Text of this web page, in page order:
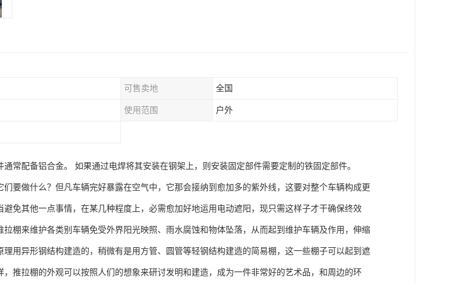
可售卖地 全国
使用范围 户外
常配备铝合金。 如果通过电焊将其安装在钢架上，则安装固定部件需要定制的铁固定部件。
要做什么？但凡车辆完好暴露在空气中，它那会接纳到愈加多的紫外线，这要对整个车辆构成更
免其他一点事情，在某几种程度上，必需愈加好地运用电动遮阳，现只需这样子才干确保终效
棚来维护各类别车辆免受外界阳光映照、雨水腐蚀和物体坠落，从而起到维护车辆及作用，伸缩
理用异形钢结构建造的，稍微有是用方管、圆管等轻钢结构建造的简易棚，这一些棚子可以起到遮
，推拉棚的外观可以按照人们的想象来研讨发明和建造，成为一件非常好的艺术品，和周边的环